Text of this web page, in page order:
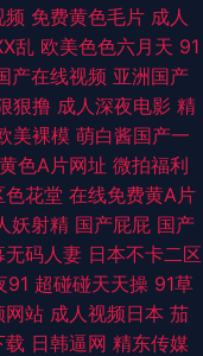
午夜剧场999 一区二区视
类视频专区 三级片av在线
碰网—福利电影 国产丝袜
幕上床視頻 91在线视频国
豆花制片厂 97国产精品 岛
美a片在线 亚洲欧美日韩
频 免费黄色毛片 成人
乱 欧美色色六月天 91
产在线视频 亚洲国产
狠撸 成人深夜电影 精
美裸模 萌白酱国产一
色A片网址 微拍福利
色花堂 在线免费黄A片
妖射精 国产屁屁 国产
无码人妻 日本不卡二区
91 超碰碰天天操 91草
网站 成人视频日本 茄
载 日韩逼网 精东传媒